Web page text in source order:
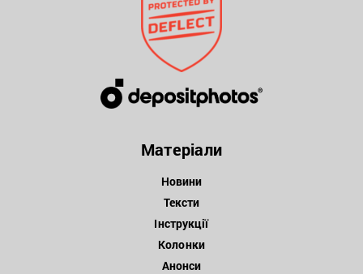
Матеріали
Новини
Тексти
Інструкції
Колонки
Анонси